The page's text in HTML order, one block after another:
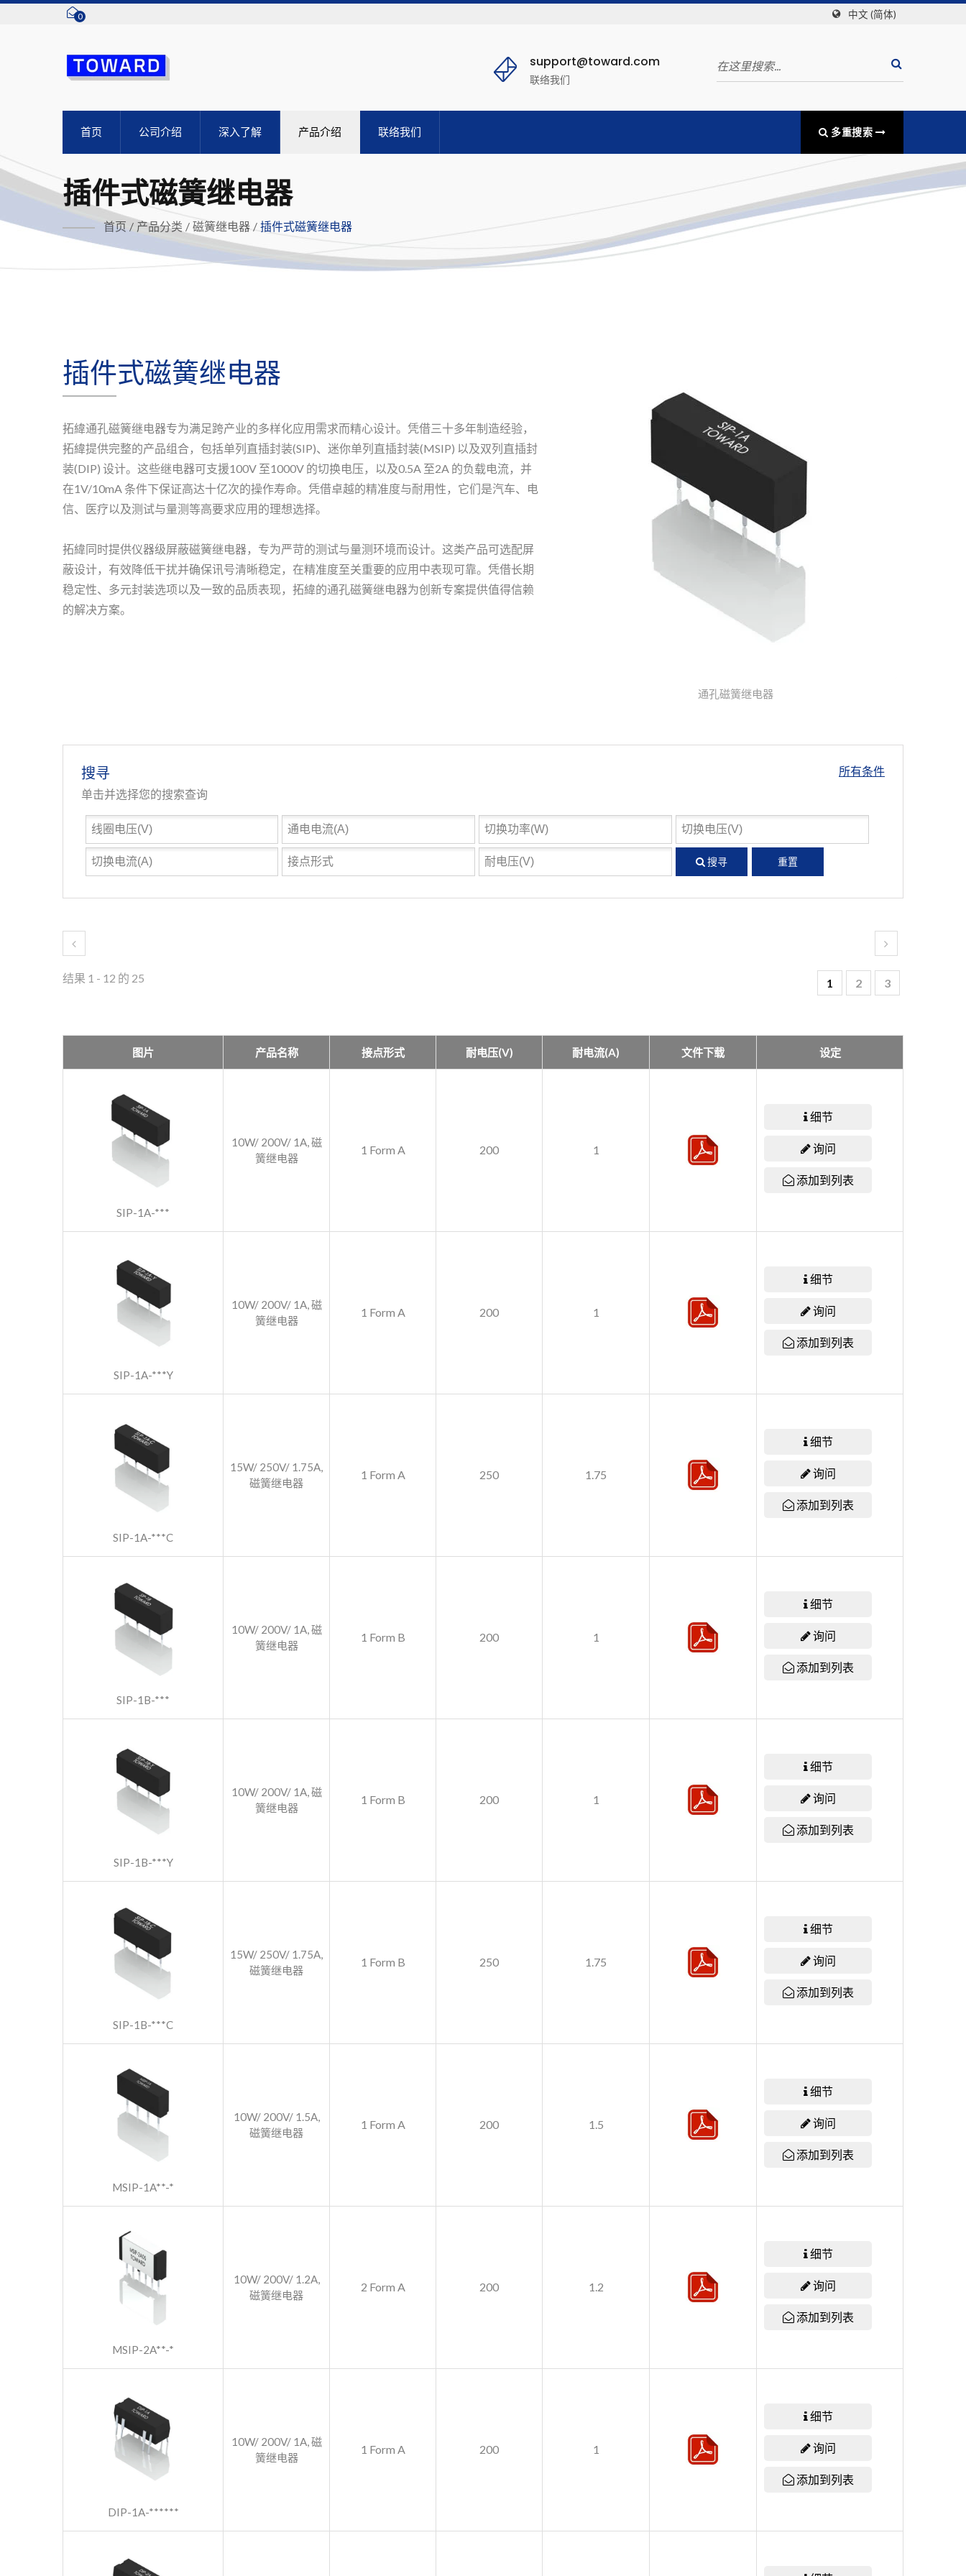
0 中文 (简体)
support@toward.com
联络我们
首页 公司介绍 深入了解 产品介绍 联络我们 多重搜索
插件式磁簧继电器
首页 / 产品分类 / 磁簧继电器 / 插件式磁簧继电器
通孔磁簧继电器
插件式磁簧继电器
拓緯通孔磁簧继电器专为满足跨产业的多样化应用需求而精心设计。凭借三十多年制造经验，
拓緯提供完整的产品组合，包括单列直插封装(SIP)、迷你单列直插封装(MSIP) 以及双列直插封
装(DIP) 设计。这些继电器可支援100V 至1000V 的切换电压，以及0.5A 至2A 的负载电流，并
在1V/10mA 条件下保证高达十亿次的操作寿命。凭借卓越的精准度与耐用性，它们是汽车、电
信、医疗以及测试与量测等高要求应用的理想选择。
拓緯同时提供仪器级屏蔽磁簧继电器，专为严苛的测试与量测环境而设计。这类产品可选配屏
蔽设计，有效降低干扰并确保讯号清晰稳定，在精准度至关重要的应用中表现可靠。凭借长期
稳定性、多元封装选项以及一致的品质表现，拓緯的通孔磁簧继电器为创新专案提供值得信赖
的解决方案。
所有条件
搜寻
单击并选择您的搜索查询
搜寻 重置
结果 1 - 12 的 25 1 2 3
图片 产品名称 接点形式 耐电压(V) 耐电流(A) 文件下载 设定
SIP-1A-***
10W/ 200V/ 1A, 磁
簧继电器
1 Form A 200 1
细节
询问
添加到列表
SIP-1A-***Y
10W/ 200V/ 1A, 磁
簧继电器
1 Form A 200 1
细节
询问
添加到列表
SIP-1A-***C
15W/ 250V/ 1.75A,
磁簧继电器
1 Form A 250 1.75
细节
询问
添加到列表
SIP-1B-***
10W/ 200V/ 1A, 磁
簧继电器
1 Form B 200 1
细节
询问
添加到列表
SIP-1B-***Y
10W/ 200V/ 1A, 磁
簧继电器
1 Form B 200 1
细节
询问
添加到列表
SIP-1B-***C
15W/ 250V/ 1.75A,
磁簧继电器
1 Form B 250 1.75
细节
询问
添加到列表
MSIP-1A**-*
10W/ 200V/ 1.5A,
磁簧继电器
1 Form A 200 1.5
细节
询问
添加到列表
MSIP-2A**-*
10W/ 200V/ 1.2A,
磁簧继电器
2 Form A 200 1.2
细节
询问
添加到列表
DIP-1A-******
10W/ 200V/ 1A, 磁
簧继电器
1 Form A 200 1
细节
询问
添加到列表